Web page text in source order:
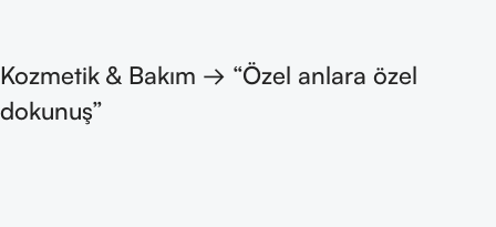
Kozmetik & Bakım → “Özel anlara özel
dokunuş”